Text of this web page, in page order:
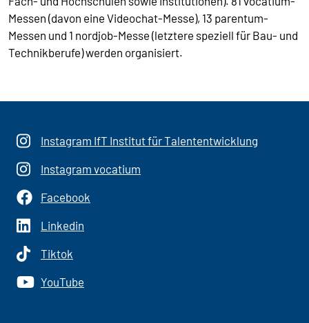
Messen (davon eine Videochat-Messe), 13 parentum-
Messen und 1 nordjob-Messe (letztere speziell für Bau- und
Technikberufe) werden organisiert.
Instagram IfT Institut für Talententwicklung
Instagram vocatium
Facebook
Linkedin
Tiktok
YouTube